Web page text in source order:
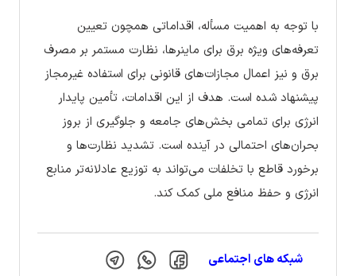
با توجه به اهمیت مسأله، اقداماتی همچون تعیین
تعرفه‌های ویژه برق برای ماینرها، نظارت مستمر بر مصرف
برق و نیز اعمال مجازات‌های قانونی برای استفاده غیرمجاز
پیشنهاد شده است. هدف از این اقدامات، تأمین پایدار
انرژی برای تمامی بخش‌های جامعه و جلوگیری از بروز
بحران‌های احتمالی در آینده است. تشدید نظارت‌ها و
برخورد قاطع با تخلفات می‌تواند به توزیع عادلانه‌تر منابع
انرژی و حفظ منافع ملی کمک کند.
شبکه های اجتماعی